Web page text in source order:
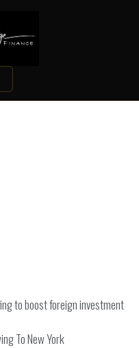
to boost foreign investment
To New York